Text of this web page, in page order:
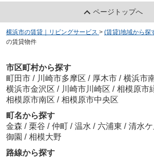
ページトップへ
横浜市の賃貸｜リビングサービス > (賃貸)地域から探
の賃貸物件
市区町村から探す
町田市 / 川崎市多摩区 / 厚木市 / 横浜市
横浜市金沢区 / 川崎市川崎区 / 相模原市
相模原市南区 / 相模原市中央区
町名から探す
金森 / 栗谷 / 仲町 / 温水 / 六浦東 / 清水ケ
御園 / 相模大野
路線から探す